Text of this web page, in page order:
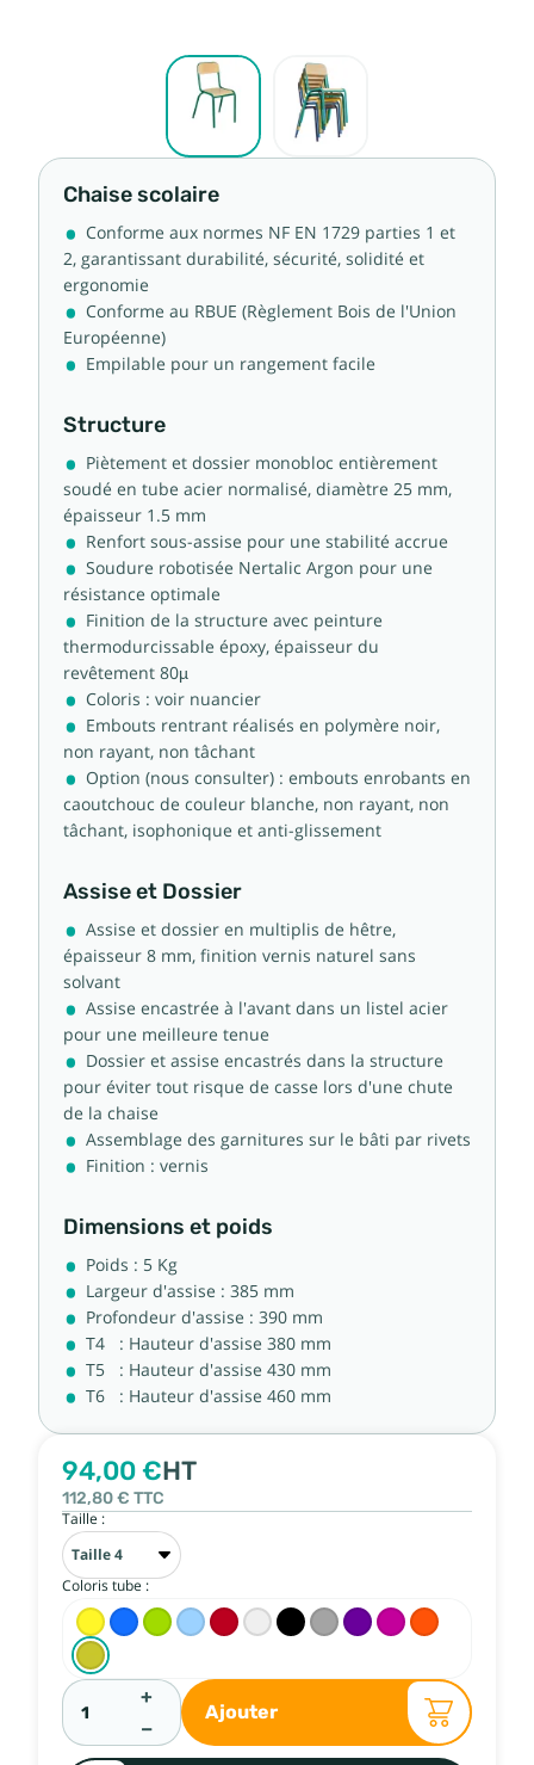
Chaise scolaire
Conforme aux normes NF EN 1729 parties 1 et
2, garantissant durabilité, sécurité, solidité et
ergonomie
Conforme au RBUE (Règlement Bois de l'Union
Européenne)
Empilable pour un rangement facile
Structure
Piètement et dossier monobloc entièrement
soudé en tube acier normalisé, diamètre 25 mm,
épaisseur 1.5 mm
Renfort sous-assise pour une stabilité accrue
Soudure robotisée Nertalic Argon pour une
résistance optimale
Finition de la structure avec peinture
thermodurcissable époxy, épaisseur du
revêtement 80µ
Coloris : voir nuancier
Embouts rentrant réalisés en polymère noir,
non rayant, non tâchant
Option (nous consulter) : embouts enrobants en
caoutchouc de couleur blanche, non rayant, non
tâchant, isophonique et anti-glissement
Assise et Dossier
Assise et dossier en multiplis de hêtre,
épaisseur 8 mm, finition vernis naturel sans
solvant
Assise encastrée à l'avant dans un listel acier
pour une meilleure tenue
Dossier et assise encastrés dans la structure
pour éviter tout risque de casse lors d'une chute
de la chaise
Assemblage des garnitures sur le bâti par rivets
Finition : vernis
Dimensions et poids
Poids : 5 Kg
Largeur d'assise : 385 mm
Profondeur d'assise : 390 mm
T4 : Hauteur d'assise 380 mm
T5 : Hauteur d'assise 430 mm
T6 : Hauteur d'assise 460 mm
94,00 €HT
112,80 € TTC
Taille :
Coloris tube :
+
−
Ajouter